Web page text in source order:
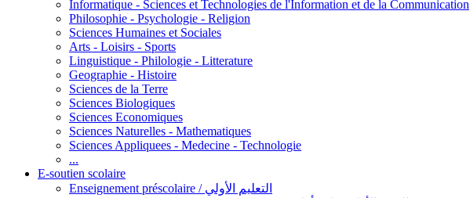
Informatique - Sciences et Technologies de l'Information et de la Communication
Philosophie - Psychologie - Religion
Sciences Humaines et Sociales
Arts - Loisirs - Sports
Linguistique - Philologie - Litterature
Geographie - Histoire
Sciences de la Terre
Sciences Biologiques
Sciences Economiques
Sciences Naturelles - Mathematiques
Sciences Appliquees - Medecine - Technologie
...
E-soutien scolaire
Enseignement préscolaire / التعليم الأولي